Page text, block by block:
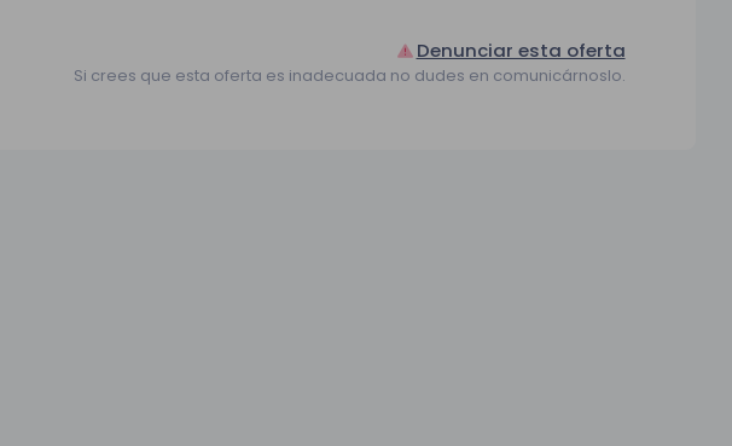
Denunciar esta oferta
Si crees que esta oferta es inadecuada no dudes en comunicárnoslo.